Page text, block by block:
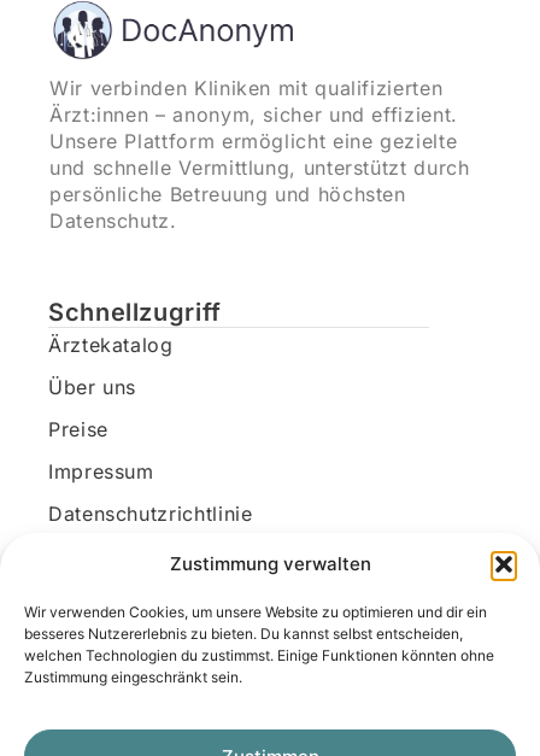
Zustimmung verwalten
Wir verwenden Cookies, um unsere Website zu optimieren und dir ein
besseres Nutzererlebnis zu bieten. Du kannst selbst entscheiden,
welchen Technologien du zustimmst. Einige Funktionen könnten ohne
Zustimmung eingeschränkt sein.
Wir verbinden Kliniken mit qualifizierten
Ärzt:innen – anonym, sicher und effizient.
Unsere Plattform ermöglicht eine gezielte
und schnelle Vermittlung, unterstützt durch
persönliche Betreuung und höchsten
Datenschutz.
Schnellzugriff
Ärztekatalog
Über uns
Preise
Impressum
Datenschutzrichtlinie
Kundenkonto
Unsere Kontaktdaten
E-Mail: kontakt@docanonym.com